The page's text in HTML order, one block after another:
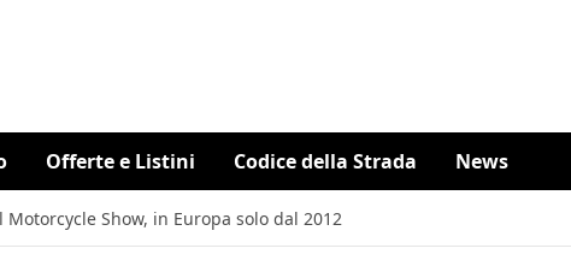
Offerte e Listini Codice della Strada News
Show, in Europa solo dal 2012